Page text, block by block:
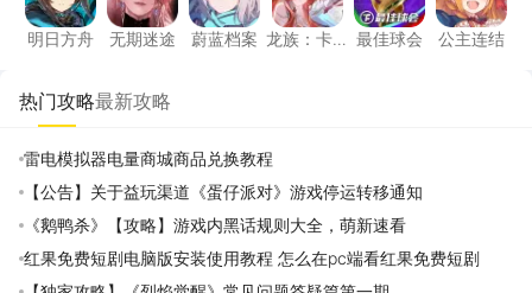
明日方舟 无期迷途 蔚蓝档案 龙族：卡
最佳球会 公主连结
热门攻略最新攻略
雷电模拟器电量商城商品兑换教程
【公告】关于益玩渠道《蛋仔派对》游戏停运转移通知
《鹅鸭杀》【攻略】游戏内黑话规则大全，萌新速看
红果免费短剧电脑版安装使用教程 怎么在pc端看红果免费短剧